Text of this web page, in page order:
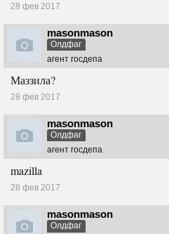
28 фев 2017
masonmason
Олдфаг
агент госдепа
Маззила?
28 фев 2017
masonmason
Олдфаг
агент госдепа
mazilla
28 фев 2017
masonmason
Олдфаг